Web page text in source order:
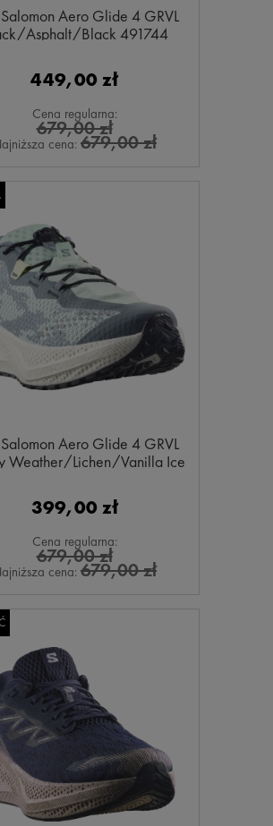
Aero Glide 4 GRVL
Asphalt/Black 491744
449,00 zł
Cena regularna:
679,00 zł
cena: 679,00 zł
Aero Glide 4 GRVL
Weather/Lichen/Vanilla Ice
399,00 zł
Cena regularna:
679,00 zł
cena: 679,00 zł